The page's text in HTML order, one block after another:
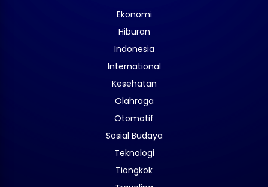
Ekonomi
Hiburan
Indonesia
International
Kesehatan
Olahraga
Otomotif
Sosial Budaya
Teknologi
Tiongkok